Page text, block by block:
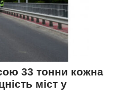
33 тонни кожна
міст у